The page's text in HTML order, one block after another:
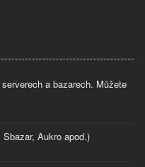
a bazarech. Můžete
Aukro apod.)